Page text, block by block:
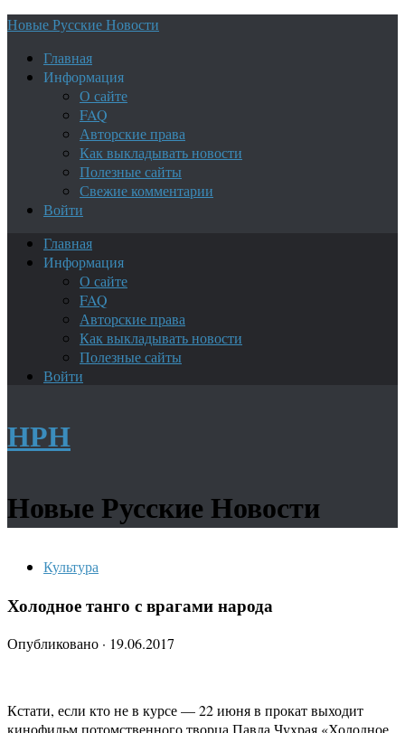
Новые Русские Новости
Главная
Информация
О сайте
FAQ
Авторские права
Как выкладывать новости
Полезные сайты
Свежие комментарии
Войти
Главная
Информация
О сайте
FAQ
Авторские права
Как выкладывать новости
Полезные сайты
Войти
НРН
Новые Русские Новости
Культура
Холодное танго с врагами народа
Опубликовано · 19.06.2017
Кстати, если кто не в курсе — 22 июня в прокат выходит